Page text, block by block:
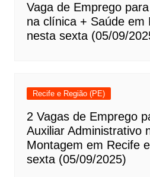
Vaga de Emprego
na clínica + Saúde em
nesta sexta (05/09/
Recife e Região (PE)
2 Vagas de Emprego
Auxiliar Administrativo
Montagem em Recife
sexta (05/09/2025)